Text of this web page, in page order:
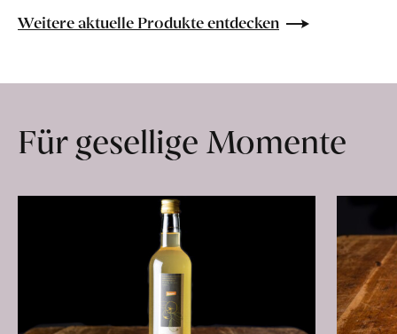
Lebensmittel
Hof
erfahren
Weitere aktuelle Produkte entdecken
Für gesellige Momente